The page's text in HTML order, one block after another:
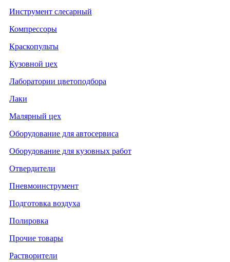
Инструмент слесарный
Компрессоры
Краскопульты
Кузовной цех
Лаборатории цветоподбора
Лаки
Малярный цех
Оборудование для автосервиса
Оборудование для кузовных работ
Отвердители
Пневмоинструмент
Подготовка воздуха
Полировка
Прочие товары
Растворители